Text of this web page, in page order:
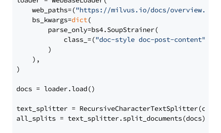
    web_paths=(
"https://milvus.io/docs/overview.md"
    bs_kwargs=
dict(
        parse_only=bs4.SoupStrainer(
            class_=(
"doc-style doc-post-content"
        )
    ),
)
docs = loader.load()
text_splitter =
all_splits = text_splitter.split_documents(docs)